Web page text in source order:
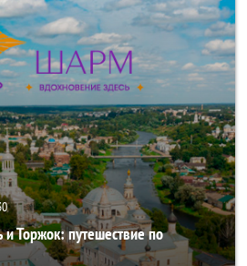
Торжок: путешествие по